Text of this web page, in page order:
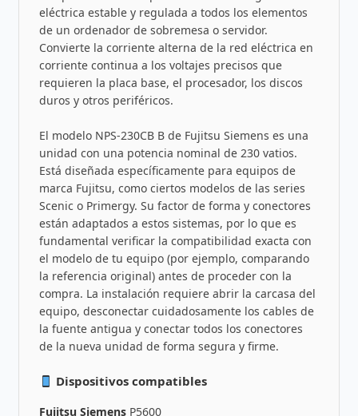
eléctrica estable y regulada a todos los elementos
de un ordenador de sobremesa o servidor.
Convierte la corriente alterna de la red eléctrica en
corriente continua a los voltajes precisos que
requieren la placa base, el procesador, los discos
duros y otros periféricos.
El modelo NPS-230CB B de Fujitsu Siemens es una
unidad con una potencia nominal de 230 vatios.
Está diseñada específicamente para equipos de
marca Fujitsu, como ciertos modelos de las series
Scenic o Primergy. Su factor de forma y conectores
están adaptados a estos sistemas, por lo que es
fundamental verificar la compatibilidad exacta con
el modelo de tu equipo (por ejemplo, comparando
la referencia original) antes de proceder con la
compra. La instalación requiere abrir la carcasa del
equipo, desconectar cuidadosamente los cables de
la fuente antigua y conectar todos los conectores
de la nueva unidad de forma segura y firme.
Dispositivos compatibles
Fujitsu Siemens P5600